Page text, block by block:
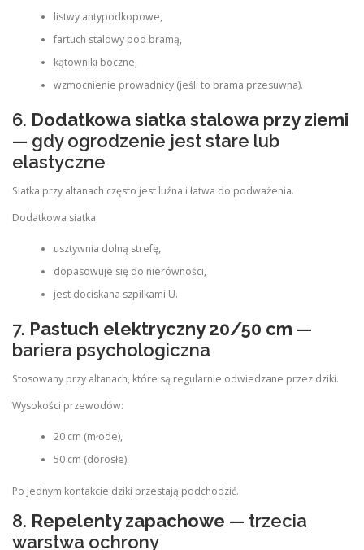
listwy antypodkopowe,
fartuch stalowy pod bramą,
kątowniki boczne,
wzmocnienie prowadnicy (jeśli to brama przesuwna).
6. Dodatkowa siatka stalowa przy ziemi
— gdy ogrodzenie jest stare lub
elastyczne
Siatka przy altanach często jest luźna i łatwa do podważenia.
Dodatkowa siatka:
usztywnia dolną strefę,
dopasowuje się do nierówności,
jest dociskana szpilkami U.
7. Pastuch elektryczny 20/50 cm —
bariera psychologiczna
Stosowany przy altanach, które są regularnie odwiedzane przez dziki.
Wysokości przewodów:
20 cm (młode),
50 cm (dorosłe).
Po jednym kontakcie dziki przestają podchodzić.
8. Repelenty zapachowe — trzecia
warstwa ochrony